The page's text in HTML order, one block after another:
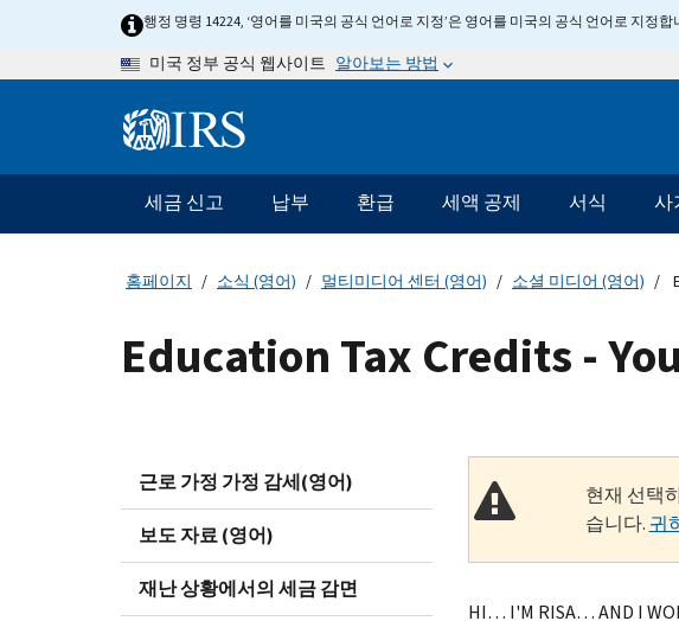
행정 명령 14224, ‘영어를 미국의 공식 언어로 지정’은 영어를 미국의 공식 언어로 지정
미국 정부 공식 웹사이트 알아보는 방법
Information
메
인
네
게
이
세금 신고 납부 환급 세액 공제 서식 사
홈페이지 소식 (영어) 멀티미디어 센터 (영어) 소셜 미디어 (영어)
Education Tax Credits -
근로 가정 가정 감세(영어)
보도 자료 (영어)
재난 상황에서의 세금 감면
현재 선택
습니다. 귀
HI… I'M RISA… AND I